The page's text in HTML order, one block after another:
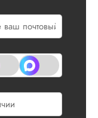
Читаем ваши слова
Ответ от
Сергей